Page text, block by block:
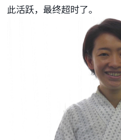
此活跃，最终超时了。